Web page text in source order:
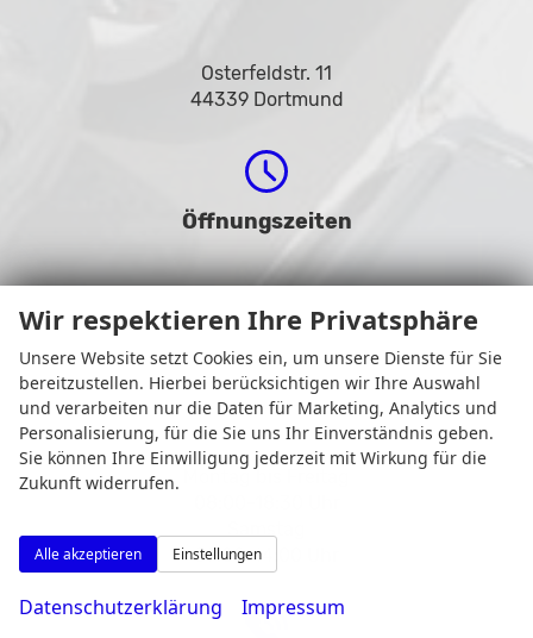
Osterfeldstr. 11
44339 Dortmund
Öffnungszeiten
Montag bis Freitag
09:00-14:00 Uhr
Wir respektieren Ihre Privatsphäre
Unsere Website setzt Cookies ein, um unsere Dienste für Sie
bereitzustellen. Hierbei berücksichtigen wir Ihre Auswahl
und verarbeiten nur die Daten für Marketing, Analytics und
Personalisierung, für die Sie uns Ihr Einverständnis geben.
Sie können Ihre Einwilligung jederzeit mit Wirkung für die
Zukunft widerrufen.
Alle akzeptieren Einstellungen
Datenschutzerklärung Impressum